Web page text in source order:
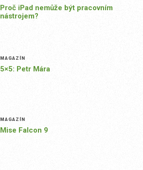
Proč iPad nemůže být pracovním
nástrojem?
MAGAZÍN
5×5: Petr Mára
MAGAZÍN
Mise Falcon 9